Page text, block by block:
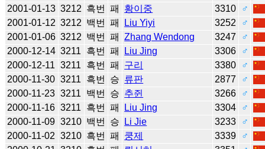
2001-01-13 3212 흑번 패 황이중 3310
♂
2001-01-12 3212 백번 패 Liu Yiyi 3252
♂
2001-01-06 3212 백번 패 Zhang Wendong 3247
♂
2000-12-14 3211 흑번 패 Liu Jing 3306
♂
2000-12-11 3211 흑번 패 구리 3380
♂
2000-11-30 3211 흑번 승 류판 2877
♂
2000-11-23 3211 백번 승 추쥔 3266
♂
2000-11-16 3211 흑번 패 Liu Jing 3304
♂
2000-11-09 3210 백번 승 Li Jie 3233
♂
2000-11-02 3210 흑번 패 쿵제 3339
♂